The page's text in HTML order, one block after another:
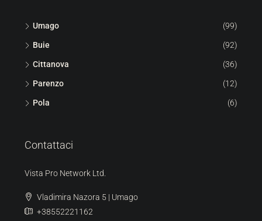
Umago (99)
Buie (92)
Cittanova (36)
Parenzo (12)
Pola (6)
Contattaci
Vista Pro Network Ltd.
Vladimira Nazora 5 | Umago
+38552221162